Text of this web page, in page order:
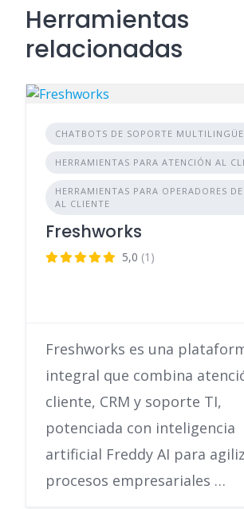
Herramientas
relacionadas
CHATBOTS DE SOPORTE MULTILINGÜE
HERRAMIENTAS PARA ATENCIÓN AL
HERRAMIENTAS PARA OPERADORES
AL CLIENTE
Freshworks
5,0 (1)
Freshworks es una
integral que combina
cliente, CRM y soporte TI,
potenciada con inteligencia
artificial Freddy AI para
procesos empresariales …